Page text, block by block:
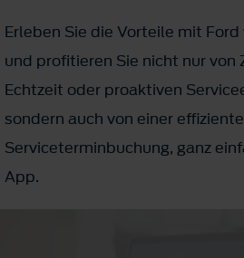
Erleben Sie die Vorteile mit
und profitieren Sie nicht nur
Echtzeit oder proaktiven
sondern auch von einer
Serviceterminbuchung, ganz
App.